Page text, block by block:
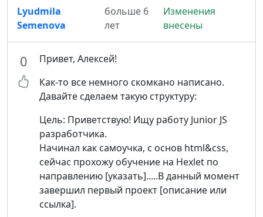
Lyudmila
Semenova
больше 6
лет
Изменения
внесены
0
Привет, Алексей!
Как-то все немного скомкано написано.
Давайте сделаем такую структуру:
Цель: Приветствую! Ищу работу Junior JS
разработчика.
Начинал как самоучка, с основ html&css,
сейчас прохожу обучение на Hexlet по
направлению [указать].....В данный момент
завершил первый проект [описание или
ссылка].